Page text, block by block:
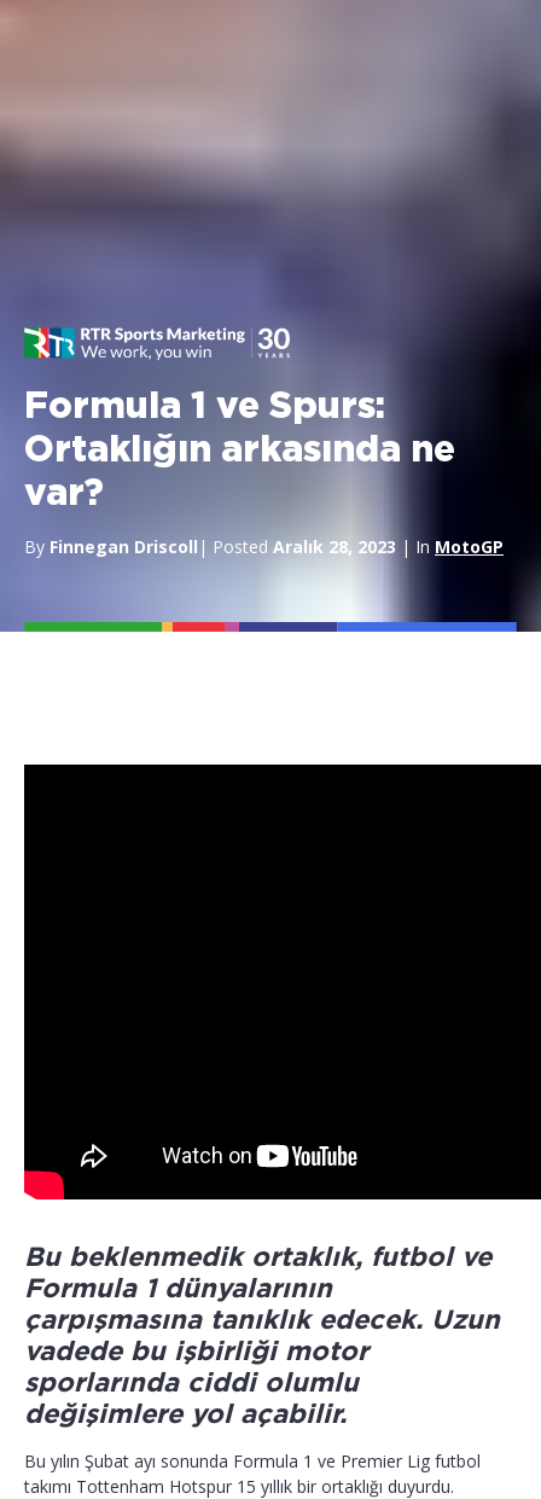
Formula 1 ve Spurs:
Ortaklığın arkasında ne
var?
By Finnegan Driscoll | Posted Aralık 28, 2023 | In MotoGP
Bu beklenmedik ortaklık, futbol ve
Formula 1 dünyalarının
çarpışmasına tanıklık edecek. Uzun
vadede bu işbirliği motor
sporlarında ciddi olumlu
değişimlere yol açabilir.
Bu yılın Şubat ayı sonunda Formula 1 ve Premier Lig futbol
takımı Tottenham Hotspur 15 yıllık bir ortaklığı duyurdu.